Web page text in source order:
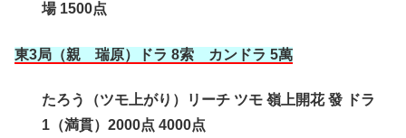
場 1500点
東3局（親 瑞原）ドラ 8索 カンドラ 5萬
たろう（ツモ上がり）リーチ ツモ 嶺上開花 發 ドラ
1（満貫）2000点 4000点